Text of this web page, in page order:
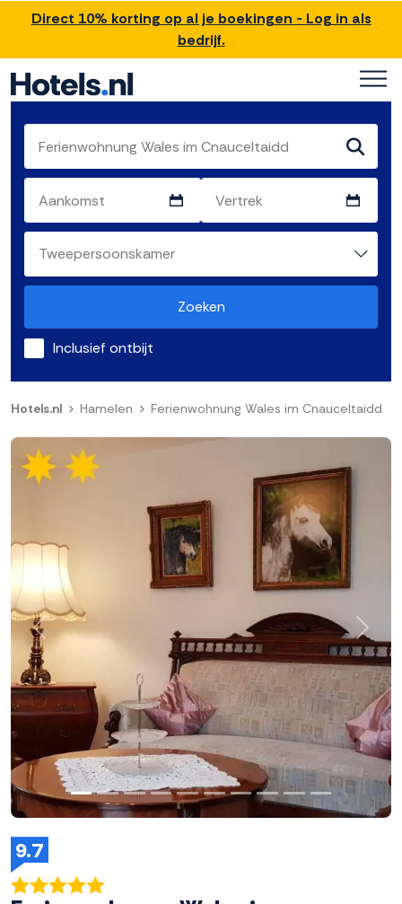
Direct 10% korting op al je boekingen - Log in als
bedrijf.
Zoeken
Inclusief ontbijt
Hotels.nl Hamelen Ferienwohnung Wales im Cnauceltaidd
9.7